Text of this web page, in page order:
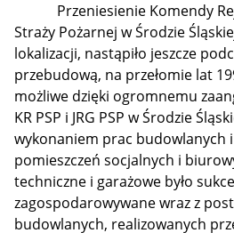
Przeniesienie Komendy
Straży Pożarnej w Środzie
lokalizacji, nastąpiło jeszcze
przebudową, na przełomie lat
możliwe dzięki ogromnemu
KR PSP i JRG PSP w Środzie
wykonaniem prac budowlanych
pomieszczeń socjalnych i
techniczne i garażowe było
zagospodarowywane wraz z
budowlanych, realizowanych